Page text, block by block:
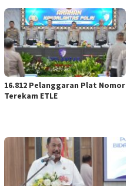
16.812 Pelanggaran Plat Nomor
Terekam ETLE